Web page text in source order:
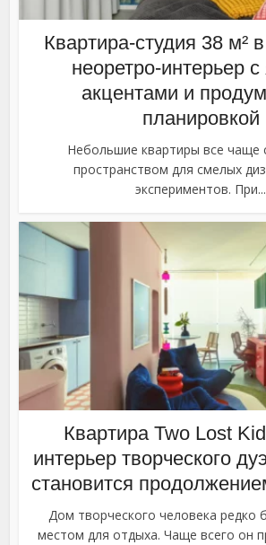
Квартира-студия 38 м²
неоретро-интерьер
акцентами и
планировкой
Небольшие квартиры все чаще
пространством для смелых
экспериментов. При...
Квартира Two Lost
интерьер творческого
становится
Дом творческого человека редко
местом для отдыха. Чаще всего он